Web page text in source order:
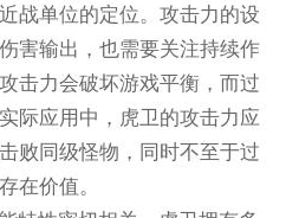
战单位的定位。攻击力的设
害输出，也需要关注持续作
击力会破坏游戏平衡，而过
际应用中，虎卫的攻击力应
败同级怪物，同时不至于过
在价值。